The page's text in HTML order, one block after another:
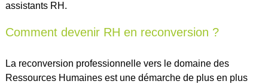
assistants RH.
Comment devenir RH en reconversion ?
La reconversion professionnelle vers le domaine des
Ressources Humaines est une démarche de plus en plus